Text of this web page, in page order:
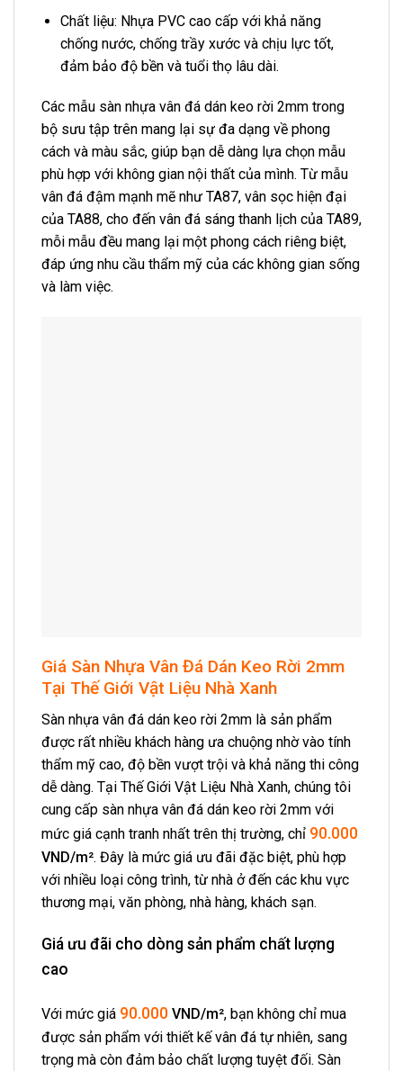
Chất liệu: Nhựa PVC cao cấp với khả năng
chống nước, chống trầy xước và chịu lực tốt,
đảm bảo độ bền và tuổi thọ lâu dài.
Các mẫu sàn nhựa vân đá dán keo rời 2mm trong
bộ sưu tập trên mang lại sự đa dạng về phong
cách và màu sắc, giúp bạn dễ dàng lựa chọn mẫu
phù hợp với không gian nội thất của mình. Từ mẫu
vân đá đậm mạnh mẽ như TA87, vân sọc hiện đại
của TA88, cho đến vân đá sáng thanh lịch của TA89,
mỗi mẫu đều mang lại một phong cách riêng biệt,
đáp ứng nhu cầu thẩm mỹ của các không gian sống
và làm việc.
Giá Sàn Nhựa Vân Đá Dán Keo Rời 2mm
Tại Thế Giới Vật Liệu Nhà Xanh
Sàn nhựa vân đá dán keo rời 2mm là sản phẩm
được rất nhiều khách hàng ưa chuộng nhờ vào tính
thẩm mỹ cao, độ bền vượt trội và khả năng thi công
dễ dàng. Tại Thế Giới Vật Liệu Nhà Xanh, chúng tôi
cung cấp sàn nhựa vân đá dán keo rời 2mm với
mức giá cạnh tranh nhất trên thị trường, chỉ 90.000
VND/m². Đây là mức giá ưu đãi đặc biệt, phù hợp
với nhiều loại công trình, từ nhà ở đến các khu vực
thương mại, văn phòng, nhà hàng, khách sạn.
Giá ưu đãi cho dòng sản phẩm chất lượng
cao
Với mức giá 90.000 VND/m², bạn không chỉ mua
được sản phẩm với thiết kế vân đá tự nhiên, sang
trọng mà còn đảm bảo chất lượng tuyệt đối. Sàn